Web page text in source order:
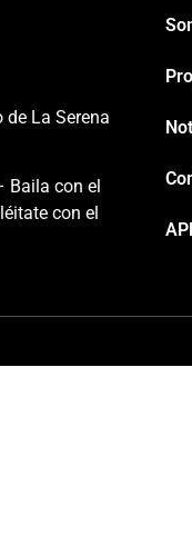
La Serena
Baila con el
con el